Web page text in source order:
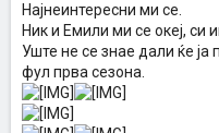
Најнеинтересни ми се.
Ник и Емили ми се океј, си
Уште не се знае дали ќе
фул прва сезона.